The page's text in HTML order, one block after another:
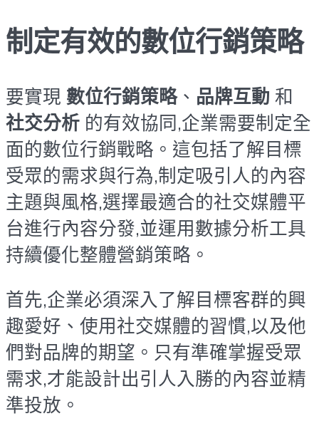
制定有效的數位行銷策略
要實現 數位行銷策略、 品牌互動 和
社交分析 的有效協同,企業需要制定全
面的數位行銷戰略。這包括了解目標
受眾的需求與行為,制定吸引人的內容
主題與風格,選擇最適合的社交媒體平
台進行內容分發,並運用數據分析工具
持續優化整體營銷策略。
首先,企業必須深入了解目標客群的興
趣愛好、使用社交媒體的習慣,以及他
們對品牌的期望。只有準確掌握受眾
需求,才能設計出引人入勝的內容並精
準投放。